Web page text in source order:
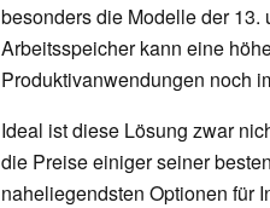
besonders die Modelle der
Arbeitsspeicher kann eine
Produktivanwendungen noch
Ideal ist diese Lösung zwar
die Preise einiger seiner
naheliegendsten Optionen für